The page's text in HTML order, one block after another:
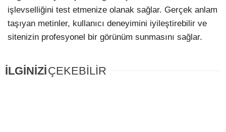
işlevselliğini test etmenize olanak sağlar. Gerçek anlam
taşıyan metinler, kullanıcı deneyimini iyileştirebilir ve
sitenizin profesyonel bir görünüm sunmasını sağlar.
İLGİNİZİÇEKEBİLİR